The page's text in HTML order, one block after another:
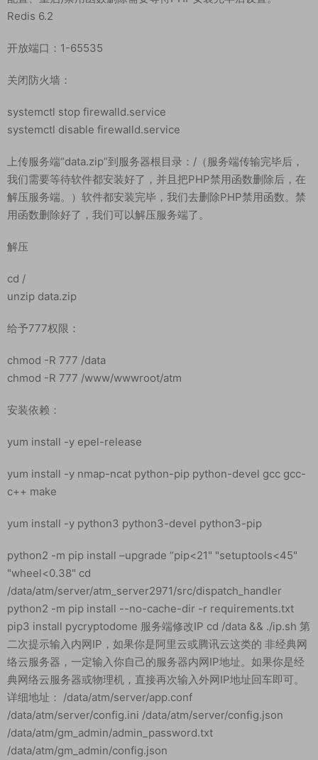
Redis 6.2
开放端口：1-65535
关闭防火墙：
systemctl stop firewalld.service
systemctl disable firewalld.service
上传服务端“data.zip”到服务器根目录：/（服务端传输完毕后，
我们需要等待软件都安装好了，并且把PHP禁用函数删除后，在
解压服务端。）软件都安装完毕，我们去删除PHP禁用函数。禁
用函数删除好了，我们可以解压服务端了。
解压
cd /
unzip data.zip
给予777权限：
chmod -R 777 /data
chmod -R 777 /www/wwwroot/atm
安装依赖：
yum install -y epel-release
yum install -y nmap-ncat python-pip python-devel gcc gcc-
c++ make
yum install -y python3 python3-devel python3-pip
python2 -m pip install –upgrade “pip<21" "setuptools<45"
"wheel<0.38" cd
/data/atm/server/atm_server2971/src/dispatch_handler
python2 -m pip install --no-cache-dir -r requirements.txt
pip3 install pycryptodome 服务端修改IP cd /data && ./ip.sh 第
二次提示输入内网IP，如果你是阿里云或腾讯云这类的 非经典网
络云服务器，一定输入你自己的服务器内网IP地址。如果你是经
典网络云服务器或物理机，直接再次输入外网IP地址回车即可。
详细地址： /data/atm/server/app.conf
/data/atm/server/config.ini /data/atm/server/config.json
/data/atm/gm_admin/admin_password.txt
/data/atm/gm_admin/config.json